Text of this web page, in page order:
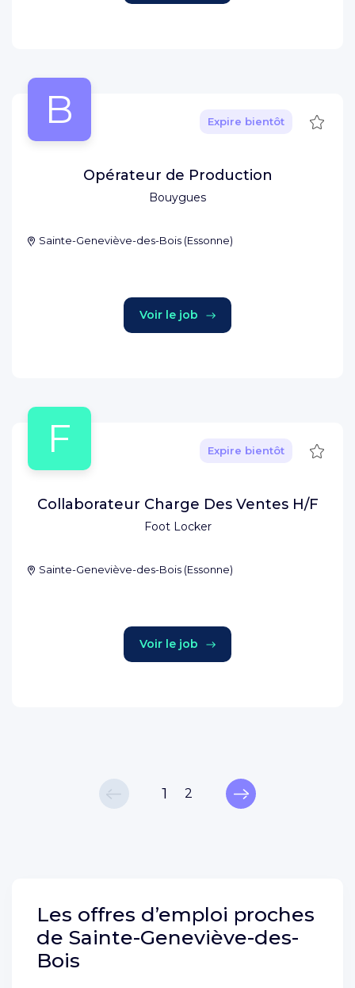
B
Bouygues
Expire bientôt
Opérateur de Production
Sainte-Geneviève-des-Bois (Essonne)
Voir le job
F
Foot Locker
Expire bientôt
Collaborateur Charge Des Ventes H/F
Sainte-Geneviève-des-Bois (Essonne)
Voir le job
1 2
Les offres d’emploi proches
de Sainte-Geneviève-des-
Bois